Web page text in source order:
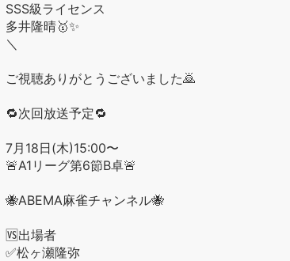
SSS級ライセンス
多井隆晴🥇✨
＼
ご視聴ありがとうございました🙇
🔁次回放送予定🔁
7月18日(木)15:00〜
🚨A1リーグ第6節B卓🚨
🐝ABEMA麻雀チャンネル🐝
🆚出場者
✅松ヶ瀬隆弥